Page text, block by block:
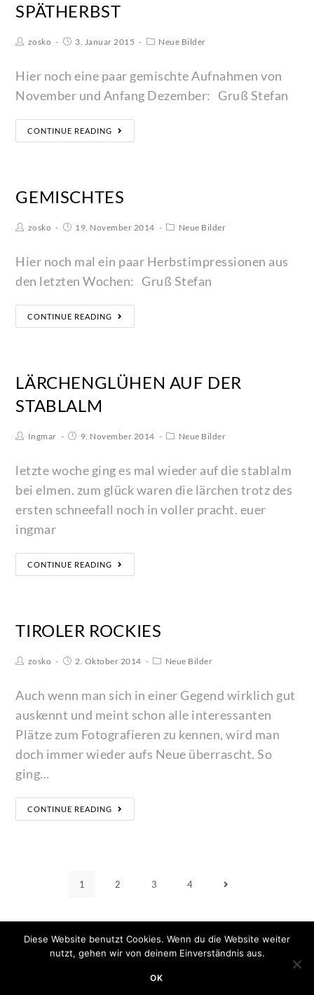
SPÄTHERBST
zosko 3. Januar 2015 Neue Bilder
Hier noch eine paar gemischte Aufnahmen von
November und Anfang Dezember: Gruß Stefan
CONTINUE READING
GEMISCHTES
zosko 19. November 2014 Neue Bilder
Hier noch mal ein paar Herbstimpressionen aus
den letzten Wochen: Gruß Stefan
CONTINUE READING
LÄRCHENGLÜHEN AUF DER
STABLALM
Ingmar 9. November 2014 Neue Bilder
letzte woche ging es mal wieder auf die stablalm
bei elmen. zum glück waren die lärchen trotz des
ersten schneefall noch in voller pracht. euer
ingmar
CONTINUE READING
TIROLER ROCKIES
zosko 2. Oktober 2014 Neue Bilder
Auch wenn man sich in einer Gegend wirklich gut
auskennt und meint schon alle interessanten
Plätze zum Fotografieren zu kennen, wird man
doch immer wieder aufs Neue überrascht. So
ging…
CONTINUE READING
1 2 3 4
Copyright 2020 - Minimum
Diese Website benutzt Cookies. Wenn du die Website weiter
nutzt, gehen wir von deinem Einverständnis aus.
OK